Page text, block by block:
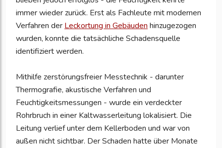
immer wieder zurück. Erst als Fachleute mit modernen
Verfahren der Leckortung in Gebäuden hinzugezogen
wurden, konnte die tatsächliche Schadensquelle
identifiziert werden.
Mithilfe zerstörungsfreier Messtechnik - darunter
Thermografie, akustische Verfahren und
Feuchtigkeitsmessungen - wurde ein verdeckter
Rohrbruch in einer Kaltwasserleitung lokalisiert. Die
Leitung verlief unter dem Kellerboden und war von
außen nicht sichtbar. Der Schaden hatte über Monate